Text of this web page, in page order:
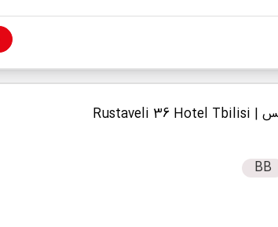
| Rustaveli 36 Hotel Tbilisi
BB